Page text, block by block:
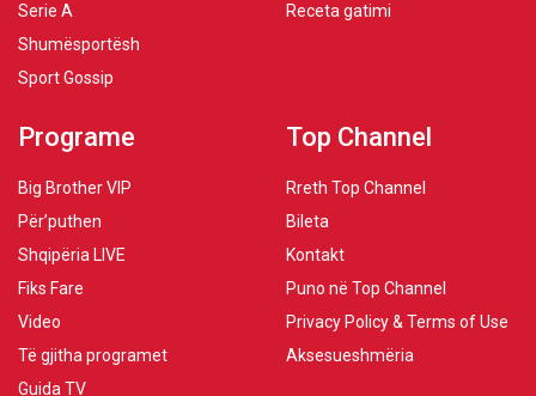
Serie A
Shumësportësh
Sport Gossip
Receta gatimi
Programe
Big Brother VIP
Për’puthen
Shqipëria LIVE
Fiks Fare
Video
Të gjitha programet
Guida TV
Top Channel
Rreth Top Channel
Bileta
Kontakt
Puno në Top Channel
Privacy Policy & Terms of Use
Aksesueshmëria